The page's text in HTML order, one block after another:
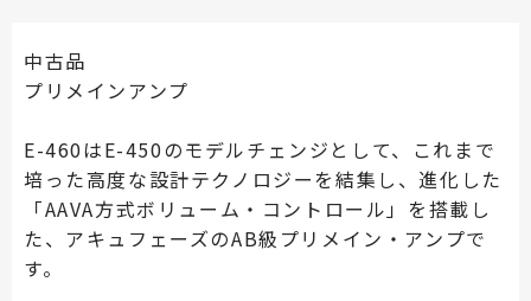
中古品
プリメインアンプ
E-460はE-450のモデルチェンジとして、これまで
培った高度な設計テクノロジーを結集し、進化した
「AAVA方式ボリューム・コントロール」を搭載し
た、アキュフェーズのAB級プリメイン・アンプで
す。